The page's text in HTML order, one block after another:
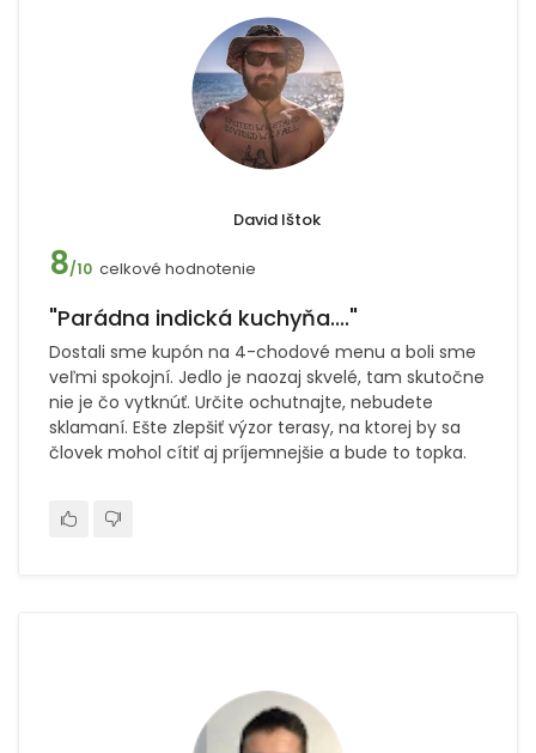
David Ištok
8/10 celkové hodnotenie
"Parádna indická kuchyňa...."
Dostali sme kupón na 4-chodové menu a boli sme
veľmi spokojní. Jedlo je naozaj skvelé, tam skutočne
nie je čo vytknúť. Určite ochutnajte, nebudete
sklamaní. Ešte zlepšiť výzor terasy, na ktorej by sa
človek mohol cítiť aj príjemnejšie a bude to topka.